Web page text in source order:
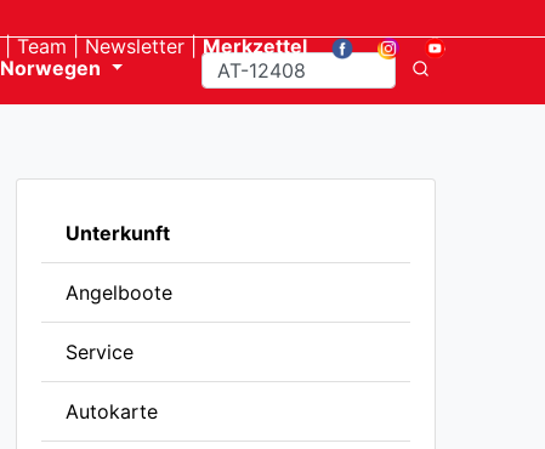
Team Newsletter
Merkzettel
Norwegen
Unterkunft
Angelboote
Service
Autokarte